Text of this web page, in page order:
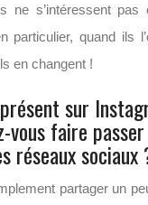
ne s’intéressent pas
particulier, quand ils
en changent !
sur
vous faire
réseaux sociaux
partager un